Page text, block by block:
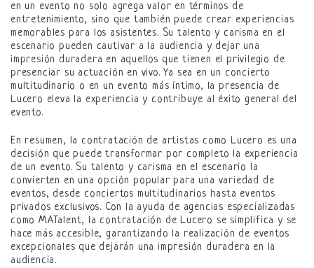
en un evento no solo agrega valor en términos de
entretenimiento, sino que también puede crear experiencias
memorables para los asistentes. Su talento y carisma en el
escenario pueden cautivar a la audiencia y dejar una
impresión duradera en aquellos que tienen el privilegio de
presenciar su actuación en vivo. Ya sea en un concierto
multitudinario o en un evento más íntimo, la presencia de
Lucero eleva la experiencia y contribuye al éxito general del
evento.
En resumen, la contratación de artistas como Lucero es una
decisión que puede transformar por completo la experiencia
de un evento. Su talento y carisma en el escenario la
convierten en una opción popular para una variedad de
eventos, desde conciertos multitudinarios hasta eventos
privados exclusivos. Con la ayuda de agencias especializadas
como MATalent, la contratación de Lucero se simplifica y se
hace más accesible, garantizando la realización de eventos
excepcionales que dejarán una impresión duradera en la
audiencia.